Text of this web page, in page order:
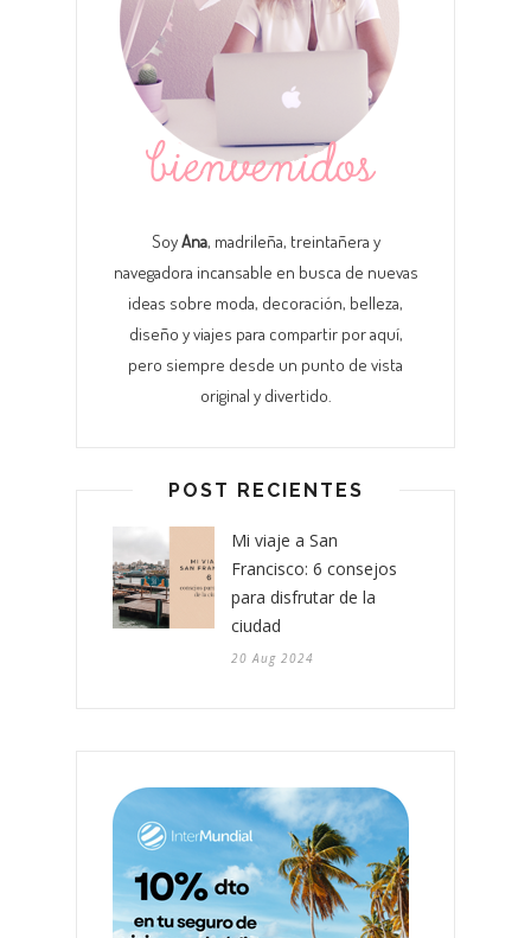
SoyAna, madrileña, treintañera y
navegadora incansable en busca de nuevas
ideas sobre moda, decoración, belleza,
diseño y viajes para compartir por aquí,
pero siempre desde un punto de vista
original y divertido.
POST RECIENTES
Mi viaje a San
Francisco: 6 consejos
para disfrutar de la
ciudad
20 Aug 2024